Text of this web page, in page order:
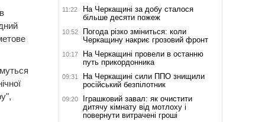
11:22
На Черкащині за добу сталося
більше десяти пожеж
10:52
Погода різко зміниться: коли
Черкащину накриє грозовий фронт
10:17
На Черкащині провели в останню
путь прикордонника
09:31
На Черкащині сили ППО знищили
російський безпілотник
09:20
Іграшковий завал: як очистити
дитячу кімнату від мотлоху і
повернути витрачені гроші